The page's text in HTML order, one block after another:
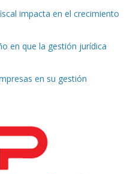
impacta en el crecimiento
en que la gestión jurídica
en su gestión